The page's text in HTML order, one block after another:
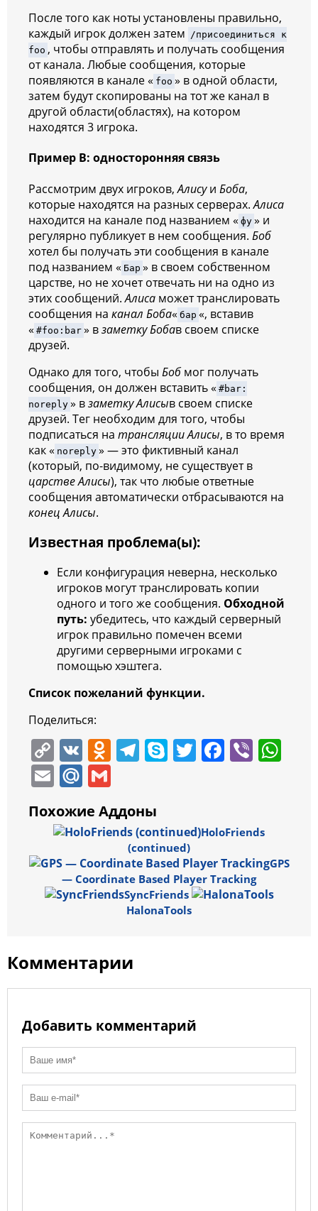
После того как ноты установлены правильно,
каждый игрок должен затем /присоединиться к
foo , чтобы отправлять и получать сообщения
от канала. Любые сообщения, которые
появляются в канале « foo » в одной области,
затем будут скопированы на тот же канал в
другой области(областях), на котором
находятся 3 игрока.
Пример B: односторонняя связь
Рассмотрим двух игроков,Алисуи Боба,
которые находятся на разных серверах.Алиса
находится на канале под названием « фу » и
регулярно публикует в нем сообщения. Боб
хотел бы получать эти сообщения в канале
под названием « Бар » в своем собственном
царстве, но не хочет отвечать ни на одно из
этих сообщений.Алиса может транслировать
сообщения на канал Боба« бар «, вставив
« #foo:bar » взаметку Бобав своем списке
друзей.
Однако для того, чтобы Бобмог получать
сообщения, он должен вставить « #bar:
noreply » взаметку Алисыв своем списке
друзей. Тег необходим для того, чтобы
подписаться на трансляции Алисы, в то время
как « noreply » — это фиктивный канал
(который, по-видимому, не существует в
царстве Алисы), так что любые ответные
сообщения автоматически отбрасываются на
конец Алисы.
Известная проблема(ы):
Если конфигурация неверна, несколько
игроков могут транслировать копии
одного и того же сообщения. Обходной
путь: убедитесь, что каждый серверный
игрок правильно помечен всеми
другими серверными игроками с
помощью хэштега.
Список пожеланий функции.
Поделиться:
C
o
p
y
Li
n
k
V
K
O
o
kl
a
ss
ni
T
gr
a
m
S
e
T F
b
o
o
k
Vi
p
E
ai
l
M
l.
R
u
ai
l
Похожие Аддоны
HoloFriends
(continued)
GPS
— Coordinate Based Player Tracking
SyncFriends
HalonaTools
Комментарии
Добавить комментарий